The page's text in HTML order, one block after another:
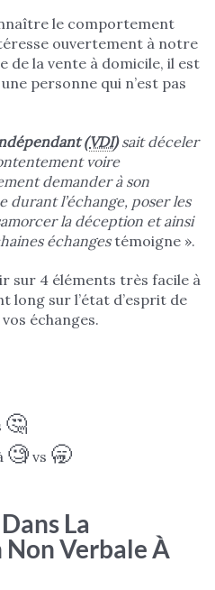
le comportement
ouvertement à notre
de la vente à domicile, il est
personne qui n’est pas
(VDI)sait déceler
voire
demander à son
l’échange, poser les
la déception et ainsi
échangestémoigne ».
sur 4 éléments très facile à
long sur l’état d’esprit de
échanges.
🤔
🧐 vs 🥱
La
Verbale À